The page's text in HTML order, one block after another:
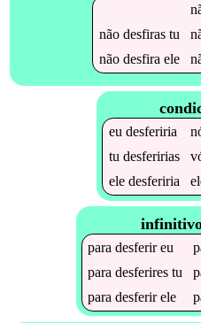
não desfirastu
não desfira ele
eu desferiria
tu desferirias
ele desferiria
paradesferireu
paradesferires tu
paradesferirele